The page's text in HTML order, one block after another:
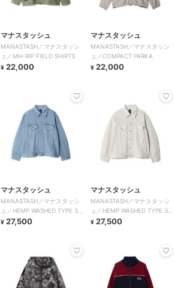
マナスタッシュ
MANASTASH／マナスタッシ
ュ／MH-RIP FIELD SHIRTS
¥ 22,000
マナスタッシュ
MANASTASH／マナスタッシ
ュ／COMPACT PARKA
¥ 22,000
マナスタッシュ
MANASTASH／マナスタッシ
ュ／HEMP WASHED TYPE 3
JACKET
¥ 27,500
マナスタッシュ
MANASTASH／マナスタッシ
ュ／HEMP WASHED TYPE 3
JACKET
¥ 27,500